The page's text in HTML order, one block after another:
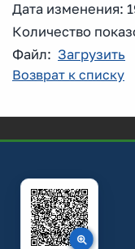
Дата изменения:
Количество
Файл: Загрузить
Возврат к списку